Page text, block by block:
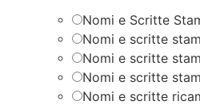
Nomi e Scritte
Nomi e scritte
Nomi e scritte
Nomi e scritte
Nomi e scritte